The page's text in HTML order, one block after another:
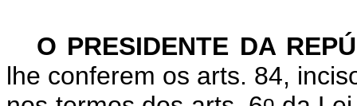
O PRESIDENTE DA
lhe conferem os arts. 84,